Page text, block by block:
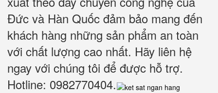
Đức và Hàn Quốc đảm bảo mang đến
khách hàng những sản phẩm an toàn
với chất lượng cao nhất. Hãy liên hệ
ngay với chúng tôi để được hỗ trợ.
Hotline: 0982770404.